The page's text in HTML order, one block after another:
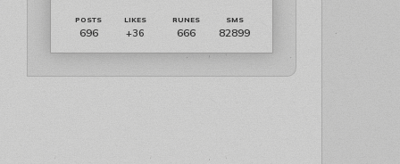
696 +36 666 82899